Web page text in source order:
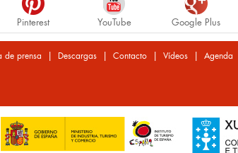
Pinterest YouTube Google Plus
de prensa | Descargas| Contacto| Vídeos| Agenda